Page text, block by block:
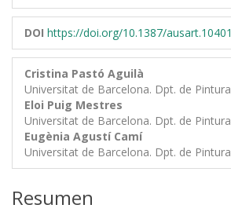
DOI https://doi.org/10.1387/ausart.10401
Cristina Pastó Aguilà
Universitat de Barcelona. Dpt. de Pintura
Eloi Puig Mestres
Universitat de Barcelona. Dpt. de Pintura
Eugènia Agustí Camí
Universitat de Barcelona. Dpt. de Pintura
Resumen